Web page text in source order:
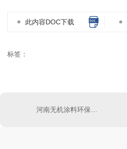
此内容DOC下载
标签：